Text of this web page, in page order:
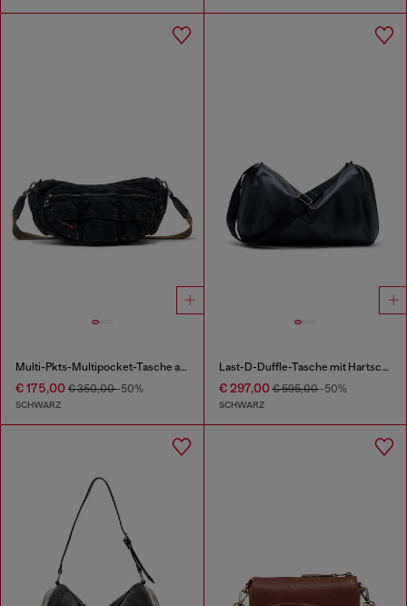
Multi-Pkts-Multipocket-Tasche aus gewaschenem Denim
€ 175,00 € 350,00-50%
SCHWARZ
Last-D-Duffle-Tasche mit Hartschalen-Logo-Seiten
€ 297,00€ 595,00-50%
SCHWARZ